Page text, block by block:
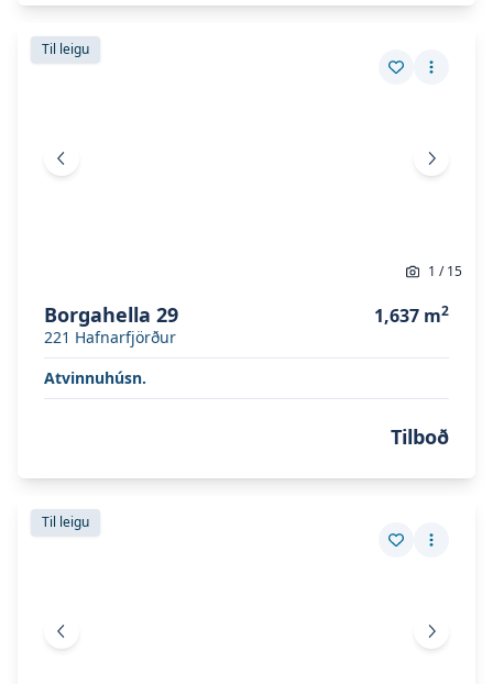
Skoða eignina
Til leigu
Vista eign
Fleiri
Skoða eignina
Fyrri mynd Næsta
1 /15
Borgahella 29
221 Hafnarfjörður
1,637 m2
Atvinnuhúsn.
Tilboð
Skoða eignina
Til leigu
Vista eign
Fleiri
Skoða eignina
Fyrri mynd Næsta